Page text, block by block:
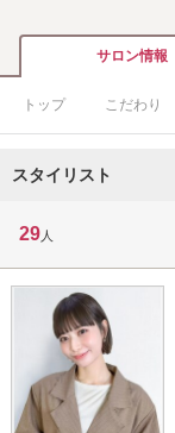
サロン情報
トップ こだわり
スタイリスト
29 人